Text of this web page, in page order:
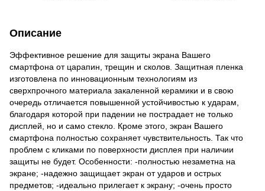
Описание
Эффективное решение для защиты экрана Вашего
смартфона от царапин, трещин и сколов. Защитная пленка
изготовлена по инновационным технологиям из
сверхпрочного материала закаленной керамики и в свою
очередь отличается повышенной устойчивостью к ударам,
благодаря которой при падении не пострадает не только
дисплей, но и само стекло. Кроме этого, экран Вашего
смартфона полностью сохраняет чувствительность. Так что
проблем с кликами по поверхности дисплея при наличии
защиты не будет. Особенности: -полностью незаметна на
экране; -надежно защищает экран от ударов и острых
предметов; -идеально прилегает к экрану; -очень просто